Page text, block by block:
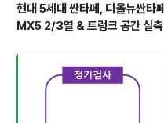
현대 5세대 싼타페, 디올뉴싼타페
MX5 2/3열 & 트렁크 공간 실측